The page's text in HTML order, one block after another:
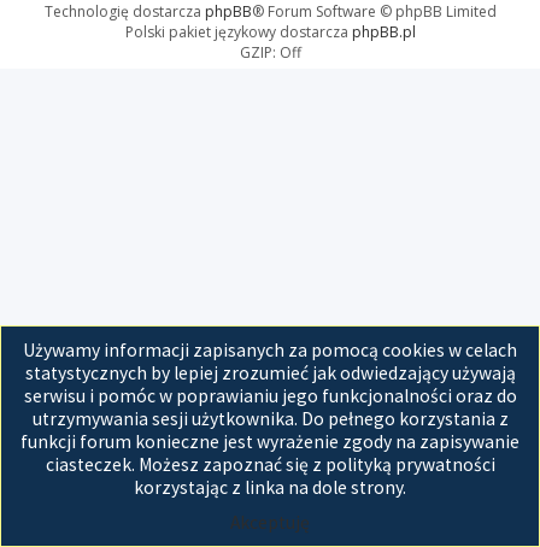
Używamy informacji zapisanych za pomocą cookies w celach
statystycznych by lepiej zrozumieć jak odwiedzający używają
serwisu i pomóc w poprawianiu jego funkcjonalności oraz do
utrzymywania sesji użytkownika. Do pełnego korzystania z
funkcji forum konieczne jest wyrażenie zgody na zapisywanie
ciasteczek. Możesz zapoznać się z polityką prywatności
korzystając z linka na dole strony.
Akceptuję
Technologię dostarcza phpBB® Forum Software © phpBB Limited
Polski pakiet językowy dostarcza phpBB.pl
GZIP: Off